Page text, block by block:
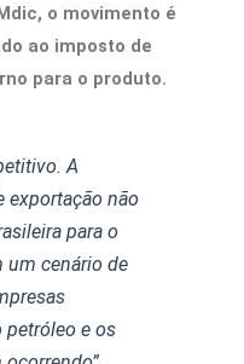
o movimento é
ao imposto de
para o produto.
A
exportação não
para o
um cenário de
e os